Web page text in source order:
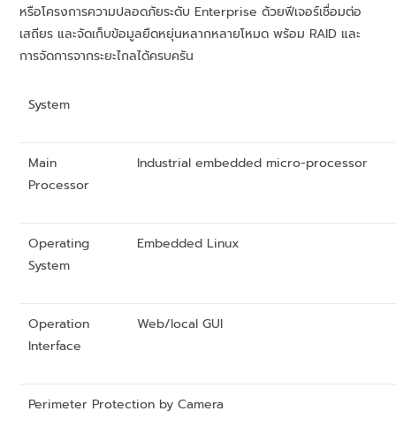
หรือโครงการความปลอดภัยระดับ Enterprise ด้วยฟีเจอร์เชื่อมต่อ
เสถียร และจัดเก็บข้อมูลยืดหยุ่นหลากหลายโหมด พร้อม RAID และ
การจัดการจากระยะไกลได้ครบครัน
System
Main
Processor
Industrial embedded micro-processor
Operating
System
Embedded Linux
Operation
Interface
Web/local GUI
Perimeter Protection by Camera